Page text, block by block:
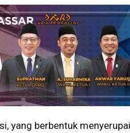
yang berbentuk